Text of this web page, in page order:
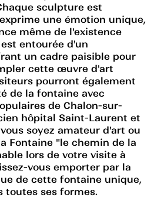
sculpture est
une émotion unique,
même de l'existence
entourée d'un
un cadre paisible pour
cette œuvre d'art
pourront également
de la fontaine avec
de Chalon-sur-
hôpital Saint-Laurent et
soyez amateur d'art ou
Fontaine "le chemin de la
lors de votre visite à
vous emporter par la
de cette fontaine unique,
toutes ses formes.